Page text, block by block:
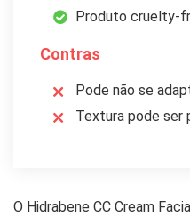
Produto cruelty-
Contras
Pode não se
Textura pode ser
O Hidrabene CC Cream